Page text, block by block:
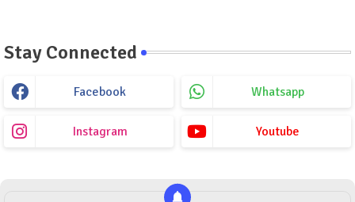
Stay Connected
Facebook Whatsapp
Instagram Youtube